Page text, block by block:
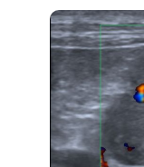
遠隔
お問い